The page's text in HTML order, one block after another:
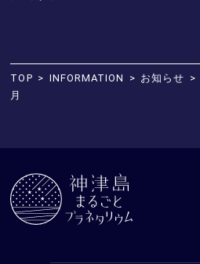
TOP INFORMATION お知らせ
月